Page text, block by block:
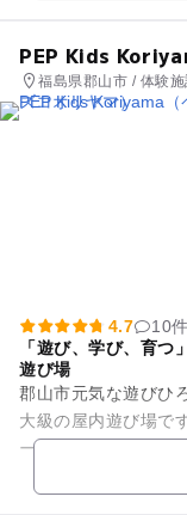
PEP Kids
福島県郡山市 / 体験施
4.7
10件
「遊び、学び、育
遊び場
郡山市元気な遊びひ
大級の屋内遊び場で
ーキットが人気。他
ト、臨床心理士によ